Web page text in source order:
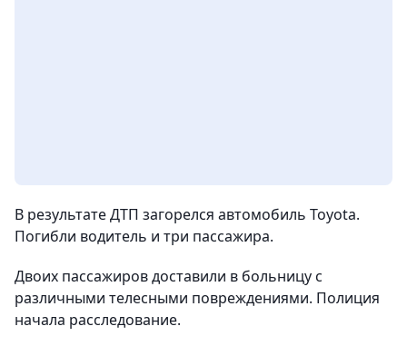
В результате ДТП загорелся автомобиль Toyota.
Погибли водитель и три пассажира.
Двоих пассажиров доставили в больницу с
различными телесными повреждениями. Полиция
начала расследование.